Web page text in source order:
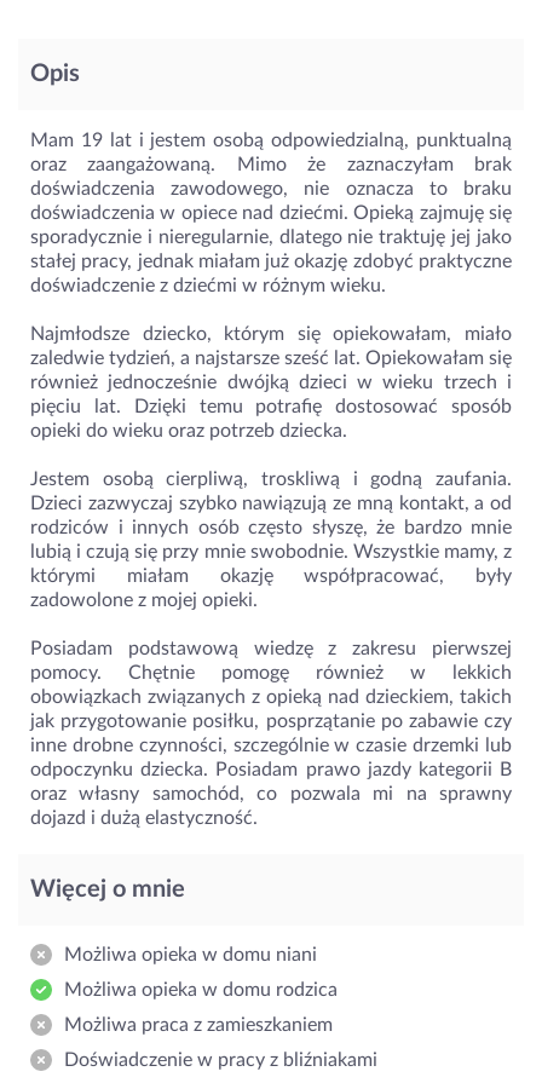
Opis
Mam 19 lat i jestem osobą odpowiedzialną, punktualną
oraz zaangażowaną. Mimo że zaznaczyłam brak
doświadczenia zawodowego, nie oznacza to braku
doświadczenia w opiece nad dziećmi. Opieką zajmuję się
sporadycznie i nieregularnie, dlatego nie traktuję jej jako
stałej pracy, jednak miałam już okazję zdobyć praktyczne
doświadczenie z dziećmi w różnym wieku.
Najmłodsze dziecko, którym się opiekowałam, miało
zaledwie tydzień, a najstarsze sześć lat. Opiekowałam się
również jednocześnie dwójką dzieci w wieku trzech i
pięciu lat. Dzięki temu potrafię dostosować sposób
opieki do wieku oraz potrzeb dziecka.
Jestem osobą cierpliwą, troskliwą i godną zaufania.
Dzieci zazwyczaj szybko nawiązują ze mną kontakt, a od
rodziców i innych osób często słyszę, że bardzo mnie
lubią i czują się przy mnie swobodnie. Wszystkie mamy, z
którymi miałam okazję współpracować, były
zadowolone z mojej opieki.
Posiadam podstawową wiedzę z zakresu pierwszej
pomocy. Chętnie pomogę również w lekkich
obowiązkach związanych z opieką nad dzieckiem, takich
jak przygotowanie posiłku, posprzątanie po zabawie czy
inne drobne czynności, szczególnie w czasie drzemki lub
odpoczynku dziecka. Posiadam prawo jazdy kategorii B
oraz własny samochód, co pozwala mi na sprawny
dojazd i dużą elastyczność.
Więcej o mnie
Możliwa opieka w domu niani
Możliwa opieka w domu rodzica
Możliwa praca z zamieszkaniem
Doświadczenie w pracy z bliźniakami